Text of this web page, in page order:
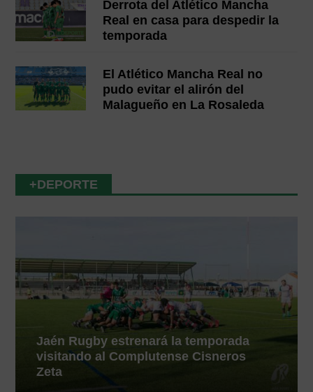
Derrota del Atlético Mancha
Real en casa para despedir la
temporada
El Atlético Mancha Real no
pudo evitar el alirón del
Malagueño en La Rosaleda
+DEPORTE
Jaén Rugby estrenará la temporada
visitando al Complutense Cisneros
Zeta